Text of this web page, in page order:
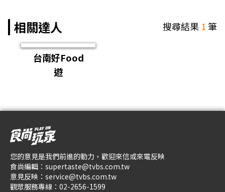
相關達人 搜尋結果 1筆
台南好Food
遊
您的意見是我們前進的動力，歡迎來信或來電反映
食尚編輯： supertaste@tvbs.com.tw
意見反映： service@tvbs.com.tw
觀眾服務專線： 02-2656-1599